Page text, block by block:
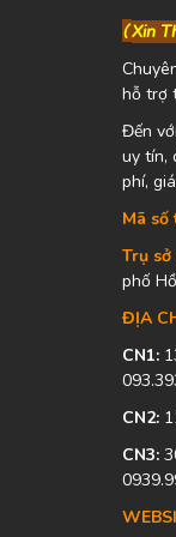
(Xin
hỗ trợ
Đến
uy tín,
phí,
Mã số
Trụ
phố
ĐỊA
CN1:
CN2:
CN3: